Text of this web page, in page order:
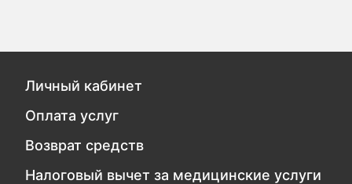
Личный кабинет
Оплата услуг
Возврат средств
Налоговый вычет за медицинские услуги